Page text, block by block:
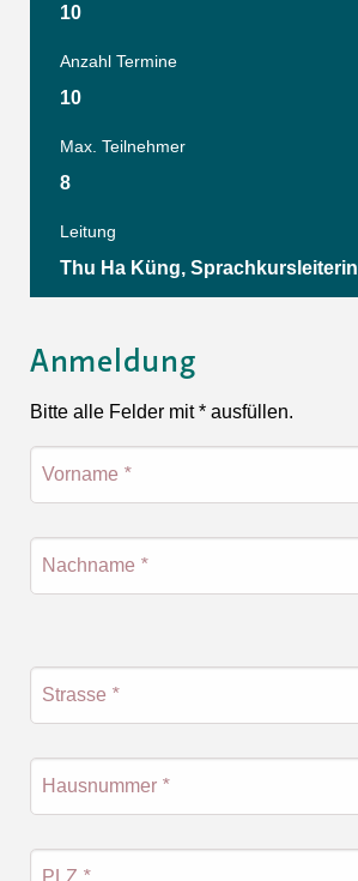
10
Anzahl Termine
10
Max. Teilnehmer
8
Leitung
Thu Ha Küng, Sprachkursleiterin
Anmeldung
Bitte alle Felder mit * ausfüllen.
Vorname *
Nachname *
Strasse *
Hausnummer *
PLZ *